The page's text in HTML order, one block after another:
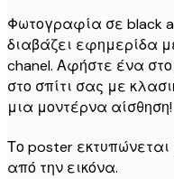
Φωτογραφία σε black
διαβάζει εφημερίδα
chanel. Αφήστε ένα
στο σπίτι σας με
μια μοντέρνα αίσθηση!
Το poster
από την εικόνα.